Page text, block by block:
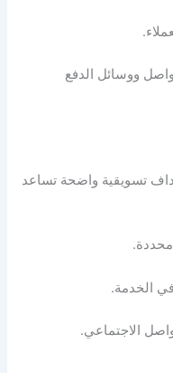
ووسائل الدفع
تسويقية واضحة تساعد
محددة.
في الخدمة.
الاجتماعي.